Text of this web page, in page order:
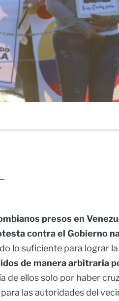
presos en
contra el Gobierno
lo suficiente para lograr
de manera arbitraria
de ellos solo por haber
las autoridades del